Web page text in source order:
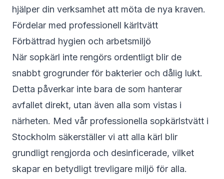
hjälper din verksamhet att möta de nya kraven.
Fördelar med professionell kärltvätt
Förbättrad hygien och arbetsmiljö
När sopkärl inte rengörs ordentligt blir de
snabbt grogrunder för bakterier och dålig lukt.
Detta påverkar inte bara de som hanterar
avfallet direkt, utan även alla som vistas i
närheten. Med vår professionella sopkärlstvätt i
Stockholm säkerställer vi att alla kärl blir
grundligt rengjorda och desinficerade, vilket
skapar en betydligt trevligare miljö för alla.